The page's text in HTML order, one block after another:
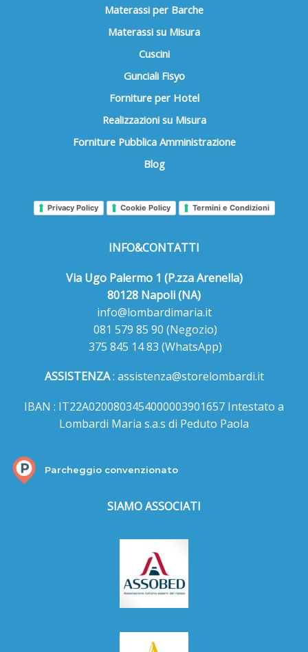
Materassi per Barche
Materassi su Misura
Cuscini
Gunciali Fisyo
Forniture per Hotel
Realizzazioni su Misura
Forniture Pubblica Amministrazione
Blog
Privacy Policy Cookie Policy Termini e Condizioni
INFO&CONTATTI
Via Ugo Palermo 1 (P.zza Arenella)
80128 Napoli (NA)
info@lombardimaria.it
081 579 85 90 (Negozio)
375 845 14 83 (WhatsApp)
ASSISTENZA: assistenza@storelombardi.it
IBAN : IT22A0200803454000003901657 Intestato a
Lombardi Maria s.a.s di Peduto Paola
Parcheggio convenzionato
SIAMO ASSOCIATI